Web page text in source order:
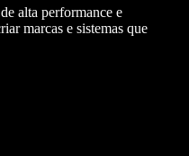
alta performance e
marcas e sistemas que